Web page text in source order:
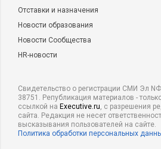
Отставки и назначения
Новости образования
Новости Сообщества
HR-новости
Свидетельство о регистрации СМИ Эл
38751. Републикация материалов -
ссылкой на Executive.ru, с разрешения
сайта. Редакция не несет
высказывания пользователей на сайте.
Политика обработки персональных